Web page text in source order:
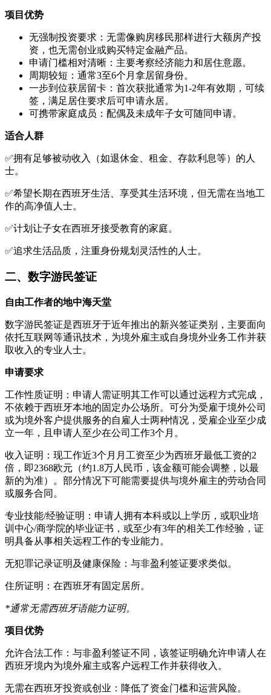
项目优势
无强制投资要求：无需像购房移民那样进行大额房产投
资，也无需创业或购买特定金融产品。
申请门槛相对清晰：主要考察经济能力和居住意愿。
周期较短：通常3至6个月拿居留身份。
一步到位获居留卡：首次获批通常为1-2年有效期，可续
签，满足居住要求后可申请永居。
可携带家庭成员：配偶及未成年子女可随同申请。
适合人群
✅拥有足够被动收入（如退休金、租金、存款利息等）的人
士。
✅希望长期在西班牙生活、享受其生活环境，但无需在当地工
作的高净值人士。
✅计划让子女在西班牙接受教育的家庭。
✅追求生活品质，注重身份规划灵活性的人士。
二、数字游民签证
自由工作者的地中海天堂
数字游民签证是西班牙于近年推出的新兴签证类别，主要面向
依托互联网等通讯技术，为境外雇主或自身境外业务工作并获
取收入的专业人士。
申请要求
工作性质证明：申请人需证明其工作可以通过远程方式完成，
不依赖于西班牙本地的固定办公场所。可分为受雇于境外公司
或为境外客户提供服务的自雇人士两种情况，受雇企业至少成
立一年，且申请人至少在公司工作3个月。
收入证明：现工作近3个月月工资至少为西班牙最低工资的2
倍，即2368欧元（约1.8万人民币，该金额可能会调整，以最
新的为准）。部分情况下可能需要提供与境外雇主的劳动合同
或服务合同。
专业技能/经验证明：申请人拥有本科或以上学历，或职业培
训中心/商学院的毕业证书，或至少有3年的相关工作经验，证
明具备从事相关远程工作的专业能力。
无犯罪记录证明及健康保险：与非盈利签证要求类似。
住所证明：在西班牙有固定居所。
*通常无需西班牙语能力证明。
项目优势
允许合法工作：与非盈利签证不同，该签证明确允许申请人在
西班牙境内为境外雇主或客户远程工作并获得收入。
无需在西班牙投资或创业：降低了资金门槛和运营风险。